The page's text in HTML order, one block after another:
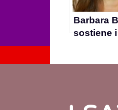
Barbara
sostiene i